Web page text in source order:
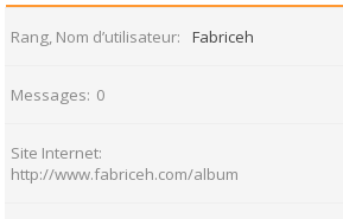
Rang, Nom d’utilisateur Fabriceh
Messages 0
Site Internet
http://www.fabriceh.com/album